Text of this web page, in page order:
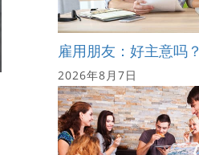
雇用朋友：好主意吗？
2026年8月7日